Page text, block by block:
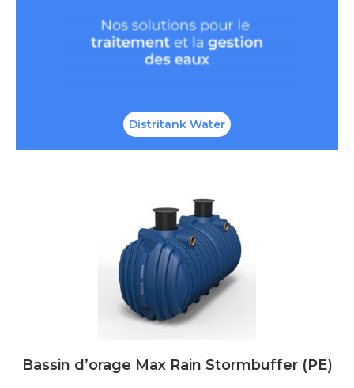
Distritank Water
Bassin d’orage Max Rain Stormbuffer (PE)